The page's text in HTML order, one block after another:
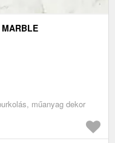
műanyag dekor